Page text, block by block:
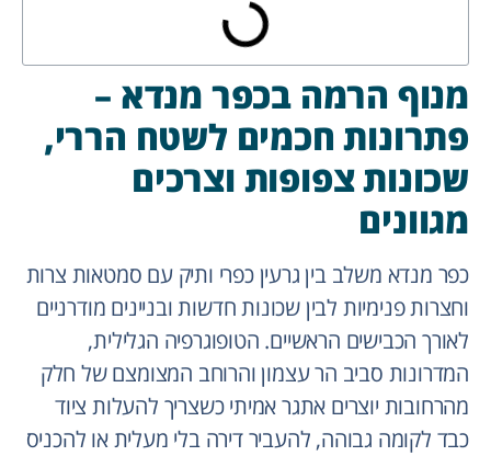
מנוף הרמה בכפר מנדא –
פתרונות חכמים לשטח הררי,
שכונות צפופות וצרכים
מגוונים
כפר מנדא משלב בין גרעין כפרי ותיק עם סמטאות צרות
וחצרות פנימיות לבין שכונות חדשות ובניינים מודרניים
לאורך הכבישים הראשיים. הטופוגרפיה הגלילית,
המדרונות סביב הר עצמון והרוחב המצומצם של חלק
מהרחובות יוצרים אתגר אמיתי כשצריך להעלות ציוד
כבד לקומה גבוהה, להעביר דירה בלי מעלית או להכניס